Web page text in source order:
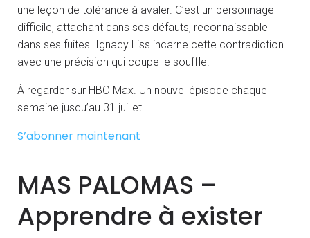
une leçon de tolérance à avaler. C’est un personnage
difficile, attachant dans ses défauts, reconnaissable
dans ses fuites. Ignacy Liss incarne cette contradiction
avec une précision qui coupe le souffle.
À regarder sur HBO Max. Un nouvel épisode chaque
semaine jusqu’au 31 juillet.
S’abonner maintenant
MAS PALOMAS –
Apprendre à exister